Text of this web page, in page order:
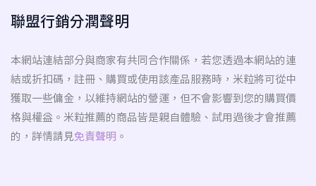
聯盟行銷分潤聲明
本網站連結部分與商家有共同合作關係，若您透過本網站的連
結或折扣碼，註冊、購買或使用該產品服務時，米粒將可從中
獲取一些傭金，以維持網站的營運，但不會影響到您的購買價
格與權益。米粒推薦的商品皆是親自體驗、試用過後才會推薦
的，詳情請見 免責聲明 。